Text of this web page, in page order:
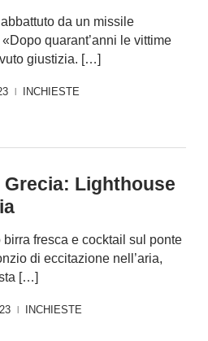
da un missile
quarant’anni le vittime
giustizia. […]
INCHIESTE
Lighthouse
fresca e cocktail sul ponte
di eccitazione nell’aria,
[…]
INCHIESTE